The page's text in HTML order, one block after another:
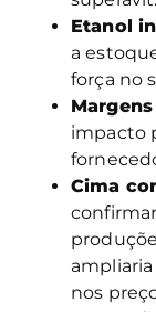
Etanol
a
força no
impacto
Cima
nos